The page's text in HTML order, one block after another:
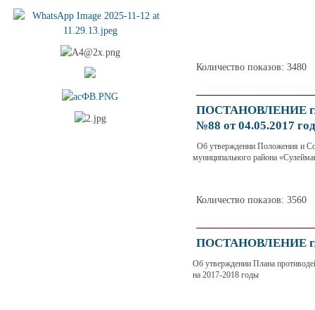
Количество показов: 3480
ПОСТАНОВЛЕНИЕ
№88 от 04.05.2017
Об утверждении Положения и
муниципального района
Количество показов: 3560
ПОСТАНОВЛЕНИЕ
Об утверждении Плана
на 2017-2018 годы